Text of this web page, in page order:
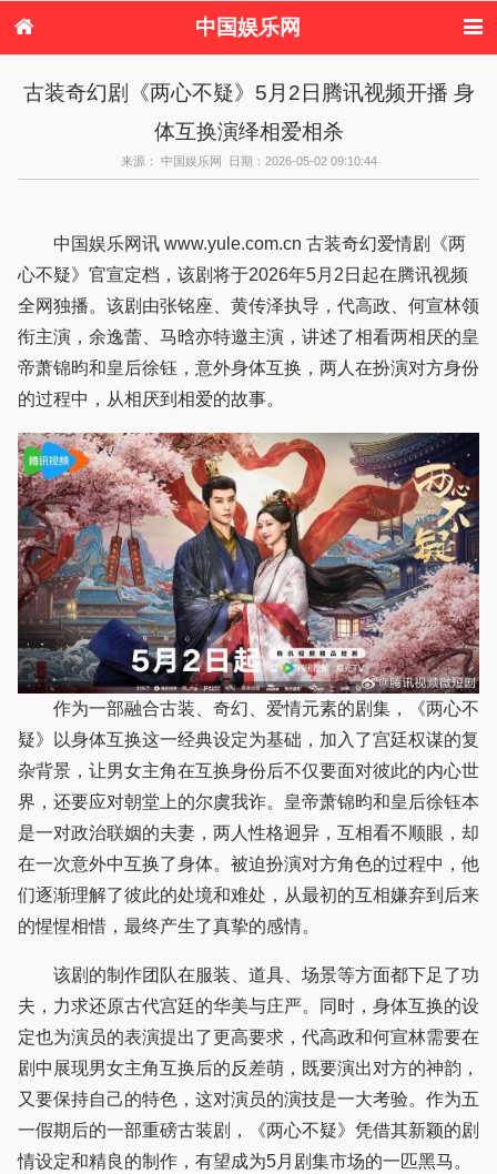
中国娱乐网
电视剧
演唱会 综艺节目
偶像活动
古装奇幻剧《两心不疑》5月2日腾讯视频开播 身
体互换演绎相爱相杀
来源： 中国娱乐网 日期：2026-05-02 09:10:44
中国娱乐网讯 www.yule.com.cn 古装奇幻爱情剧《两
心不疑》官宣定档，该剧将于2026年5月2日起在腾讯视频
全网独播。该剧由张铭座、黄传泽执导，代高政、何宣林领
衔主演，余逸蕾、马晗亦特邀主演，讲述了相看两相厌的皇
帝萧锦昀和皇后徐钰，意外身体互换，两人在扮演对方身份
的过程中，从相厌到相爱的故事。
作为一部融合古装、奇幻、爱情元素的剧集，《两心不
疑》以身体互换这一经典设定为基础，加入了宫廷权谋的复
杂背景，让男女主角在互换身份后不仅要面对彼此的内心世
界，还要应对朝堂上的尔虞我诈。皇帝萧锦昀和皇后徐钰本
是一对政治联姻的夫妻，两人性格迥异，互相看不顺眼，却
在一次意外中互换了身体。被迫扮演对方角色的过程中，他
们逐渐理解了彼此的处境和难处，从最初的互相嫌弃到后来
的惺惺相惜，最终产生了真挚的感情。
该剧的制作团队在服装、道具、场景等方面都下足了功
夫，力求还原古代宫廷的华美与庄严。同时，身体互换的设
定也为演员的表演提出了更高要求，代高政和何宣林需要在
剧中展现男女主角互换后的反差萌，既要演出对方的神韵，
又要保持自己的特色，这对演员的演技是一大考验。作为五
一假期后的一部重磅古装剧，《两心不疑》凭借其新颖的剧
情设定和精良的制作，有望成为5月剧集市场的一匹黑马。